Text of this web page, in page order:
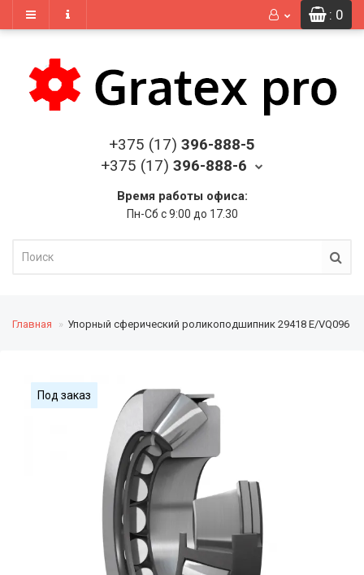
: 0
+375 (17) 396-888-5
+375 (17) 396-888-6
Время работы офиса:
Пн-Сб с 9:00 до 17.30
Главная Упорный сферический роликоподшипник 29418 E/VQ096
Под заказ